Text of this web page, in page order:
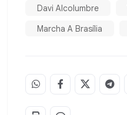
Davi Alcolumbre
Marcha A Brasília